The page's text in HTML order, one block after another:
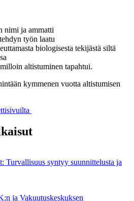
nimi ja ammatti
työn laatu
biologisesta tekijästä siltä
altistuminen tapahtui.
kymmenen vuotta altistumisen
Turvallisuus syntyy suunnittelusta ja
ja Vakuutuskeskuksen